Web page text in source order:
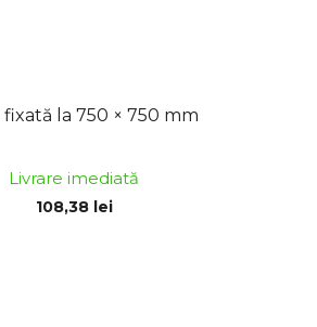
fixată la 750 × 750 mm
Livrare imediată
108,38 lei